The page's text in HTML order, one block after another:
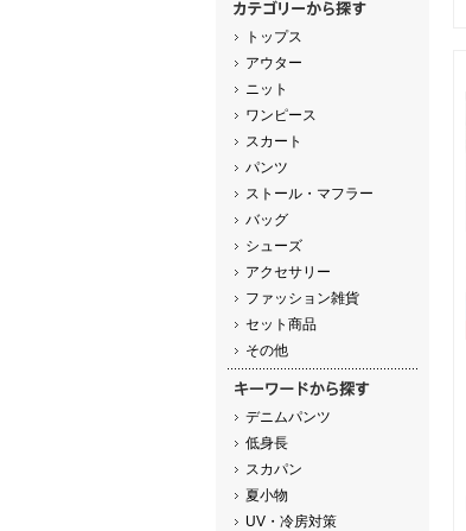
トップス
アウター
ニット
ワンピース
スカート
パンツ
ストール・マフラー
バッグ
シューズ
アクセサリー
ファッション雑貨
セット商品
その他
デニムパンツ
低身長
スカパン
夏小物
UV・冷房対策